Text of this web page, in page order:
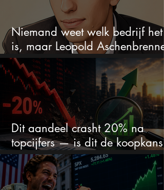
Niemand weet welk bedrijf het
is, maar Leopold Aschenbrenner
zet er nu $500 miljoen op
Dit aandeel crasht 20% na
topcijfers — is dit de koopkans
waar beleggers op wachtten?